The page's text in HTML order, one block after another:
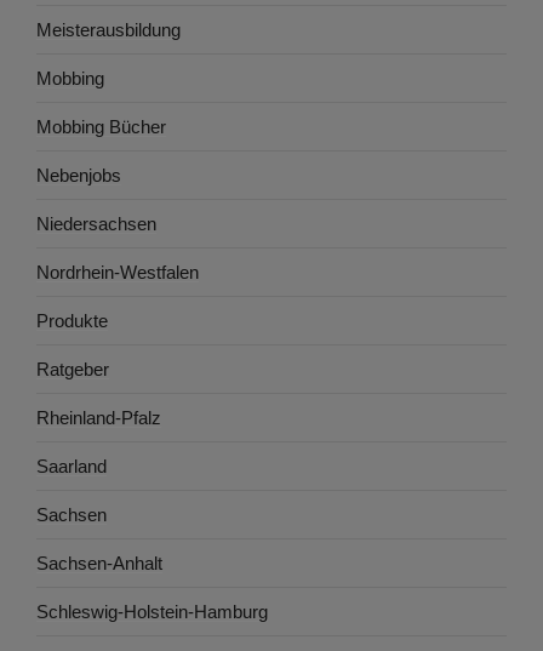
Meisterausbildung
Mobbing
Mobbing Bücher
Nebenjobs
Niedersachsen
Nordrhein-Westfalen
Produkte
Ratgeber
Rheinland-Pfalz
Saarland
Sachsen
Sachsen-Anhalt
Schleswig-Holstein-Hamburg